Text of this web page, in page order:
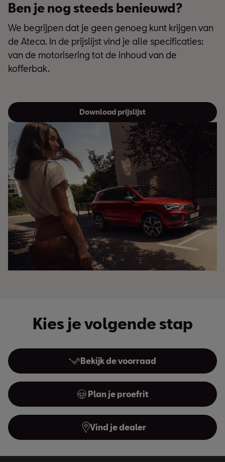
Ben je nog steeds benieuwd?
We begrijpen dat je geen genoeg kunt krijgen van
de Ateca. In de prijslijst vind je alle specificaties:
van de motorisering tot de inhoud van de
kofferbak.
Download prijslijst
Kies je volgende stap
Bekijk de voorraad
Plan je proefrit
Vind je dealer